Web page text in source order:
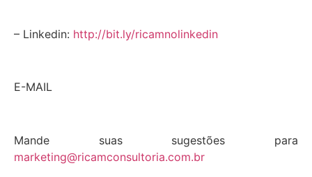
– Linkedin: http://bit.ly/ricamnolinkedin
E-MAIL
Mande suas sugestões para
marketing@ricamconsultoria.com.br